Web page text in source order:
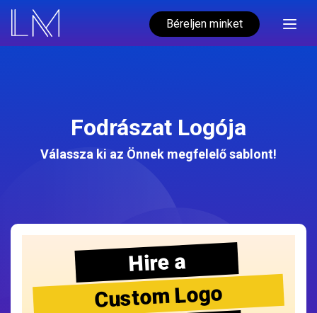
Béreljen minket
Fodrászat Logója
Válassza ki az Önnek megfelelő sablont!
Hire a
Custom Logo